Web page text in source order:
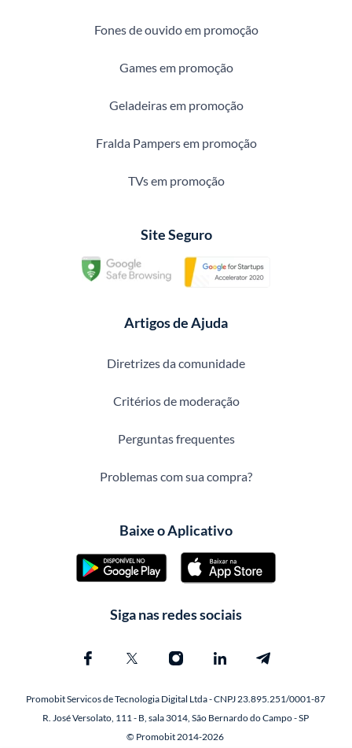
Fones de ouvido em promoção
Games em promoção
Geladeiras em promoção
Fralda Pampers em promoção
TVs em promoção
Site Seguro
Artigos de Ajuda
Diretrizes da comunidade
Critérios de moderação
Perguntas frequentes
Problemas com sua compra?
Baixe o Aplicativo
Siga nas redes sociais
Promobit Servicos de Tecnologia Digital Ltda - CNPJ 23.895.251/0001-87
R. José Versolato, 111 - B, sala 3014, São Bernardo do Campo - SP
© Promobit 2014-2026